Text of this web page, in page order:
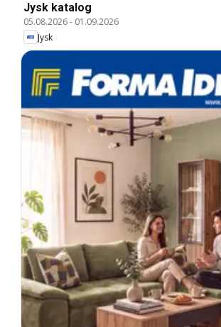
Jysk katalog
05.08.2026- 01.09.2026
Jysk